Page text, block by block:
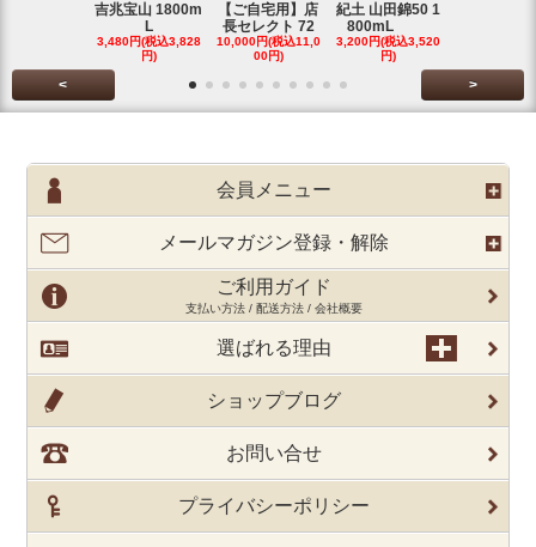
吉兆宝山 1800m
L
3,480円(税込3,828
円)
【ご自宅用】店
長セレクト 72
10,000円(税込11,0
00円)
紀土 山田錦50 1
800mL
3,200円(税込3,520
円)
< >
会員メニュー
メールマガジン登録・解除
ご利用ガイド
支払い方法 / 配送方法 / 会社概要
選ばれる理由
ショップブログ
お問い合せ
プライバシーポリシー